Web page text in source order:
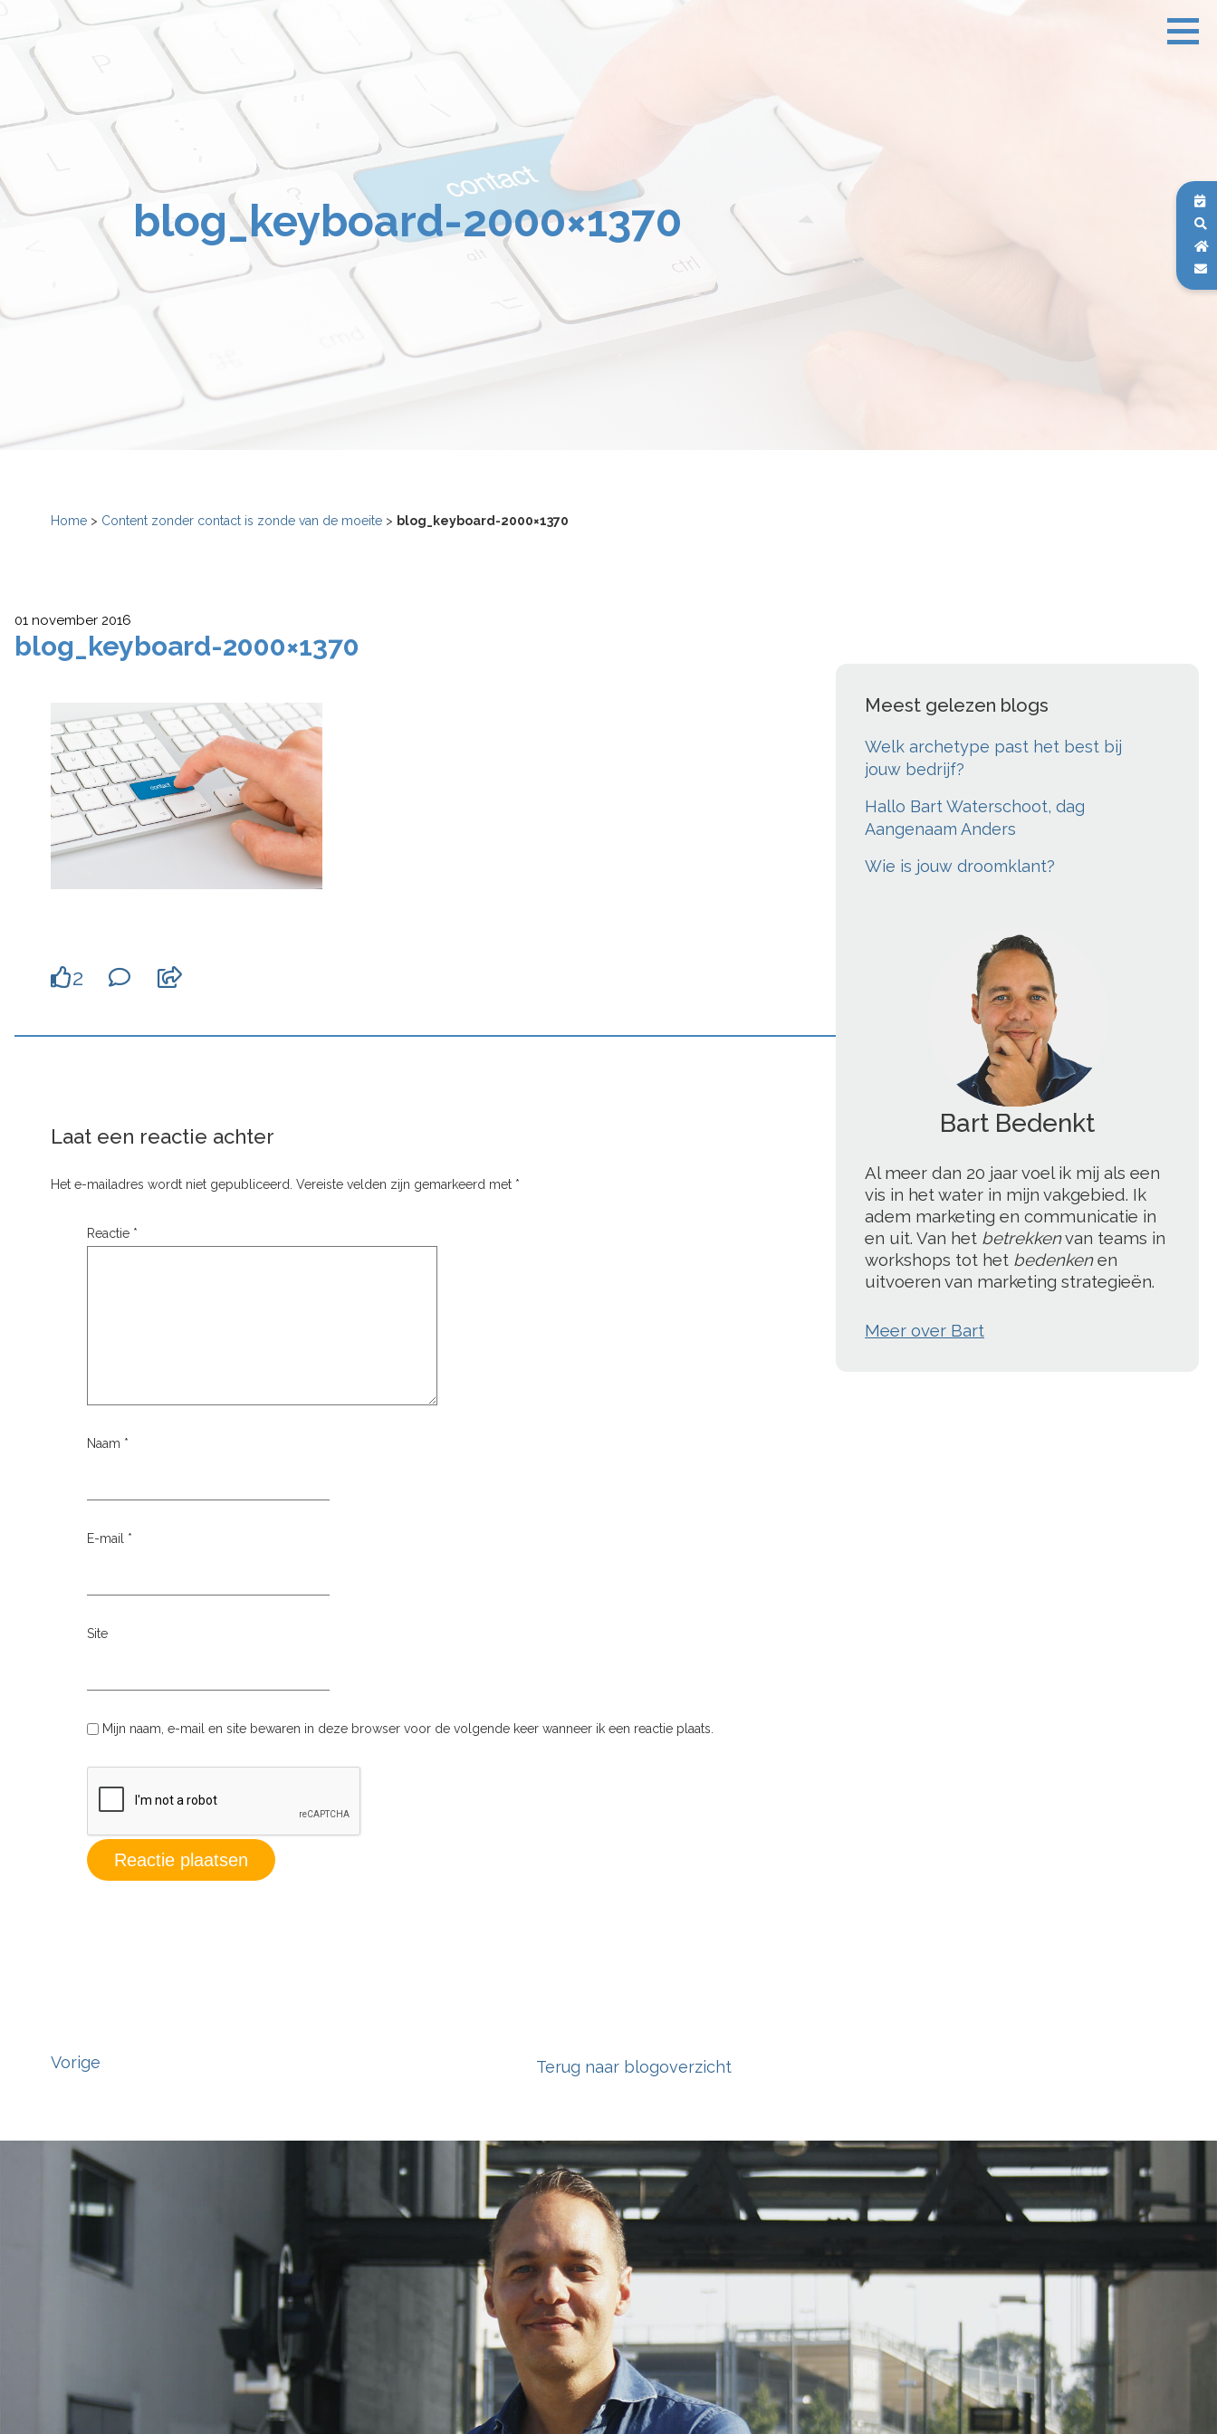
blog_keyboard-2000×1370
Home > Content zonder contact is zonde van de moeite > blog_keyboard-2000×1370
01 november 2016
blog_keyboard-2000×1370
Meest gelezen blogs
Welk archetype past het best bij
jouw bedrijf?
Hallo Bart Waterschoot, dag
Aangenaam Anders
Wie is jouw droomklant?
';
Bart Blogt
Al meer dan 20 jaar voel ik mij als een
vis in het water in mijn vakgebied. Ik
adem marketing en communicatie in
en uit. Van het betrekkenvan teams in
workshops tot het bedenkenen
uitvoeren van marketing strategieën.
Meer over Bart
2
Laat een reactie achter
Het e-mailadres wordt niet gepubliceerd. Vereiste velden zijn gemarkeerd met *
Reactie *
Naam *
E-mail *
Site
Mijn naam, e-mail en site bewaren in deze browser voor de volgende keer wanneer ik een reactie plaats.
Vorige Terug naar blogoverzicht